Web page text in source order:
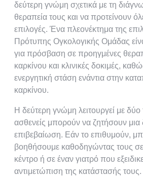
δεύτερη γνώμη σχετικά με τη
θεραπεία τους και να προτείνουν
επιλογές. Ένα πλεονέκτημα της
Πρότυπης Ογκολογικής Ομάδας
για πρόσβαση σε προηγμένες
καρκίνου και κλινικές δοκιμές,
ενεργητική στάση ενάντια στην
καρκίνου.
Η δεύτερη γνώμη λειτουργεί με δύο
ασθενείς μπορούν να ζητήσουν μια
επιβεβαίωση. Εάν το επιθυμούν,
βοηθήσουμε καθοδηγώντας τους
κέντρο ή σε έναν γιατρό που
αντιμετώπιση της κατάστασής